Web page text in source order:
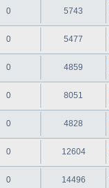
0 5743
0 5477
0 4859
0 8051
0 4828
0 12604
0 14496